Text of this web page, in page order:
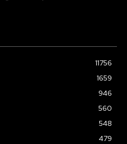
11756
1659
946
560
548
479